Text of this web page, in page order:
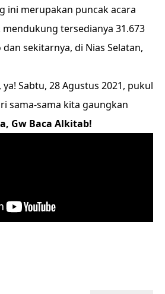
ini merupakan puncak acara
tersedianya 31.673
sekitarnya, di Nias Selatan,
Sabtu, 28 Agustus 2021, pukul
sama-sama kita gaungkan
Gw Baca Alkitab!